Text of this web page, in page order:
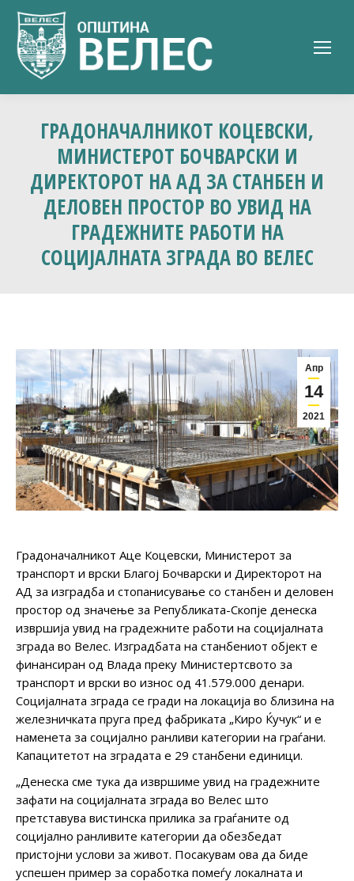
ГРАДОНАЧАЛНИКОТ КОЦЕВСКИ,
МИНИСТЕРОТ БОЧВАРСКИ И
ДИРЕКТОРОТ НА АД ЗА СТАНБЕН И
ДЕЛОВЕН ПРОСТОР ВО УВИД НА
ГРАДЕЖНИТЕ РАБОТИ НА
СОЦИЈАЛНАТА ЗГРАДА ВО ВЕЛЕС
Апр
14
2021
Градоначалникот Аце Коцевски, Министерот за
транспорт и врски Благој Бочварски и Директорот на
АД за изградба и стопанисување со станбен и деловен
простор од значење за Републиката-Скопје денеска
извршија увид на градежните работи на социјалната
зграда во Велес. Изградбата на станбениот објект е
финансиран од Влада преку Министертсвото за
транспорт и врски во износ од 41.579.000 денари.
Социјалната зграда се гради на локација во близина на
железничката пруга пред фабриката „Киро Ќучук“ и е
наменета за социјално ранливи категории на граѓани.
Капацитетот на зградата е 29 станбени единици.
„Денеска сме тука да извршиме увид на градежните
зафати на социјалната зграда во Велес што
претставува вистинска прилика за граѓаните од
социјално ранливите категории да обезбедат
пристојни услови за живот. Посакувам ова да биде
успешен пример за соработка помеѓу локалната и